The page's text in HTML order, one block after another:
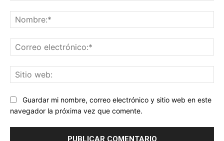
Guardar mi nombre, correo electrónico y sitio web en este
navegador la próxima vez que comente.